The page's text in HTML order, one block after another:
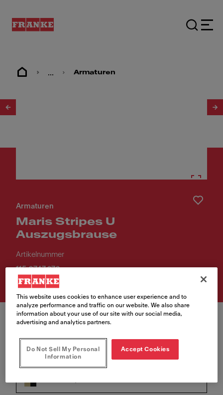
... Armaturen
Armaturen
Maris Stripes U
Auszugsbrause
Artikelnummer
115.0747.676
This website uses cookies to enhance user experience and to
analyze performance and traffic on our website. We also share
information about your use of our site with our social media,
advertising and analytics partners.
Do Not Sell My Personal
Information
Accept Cookies